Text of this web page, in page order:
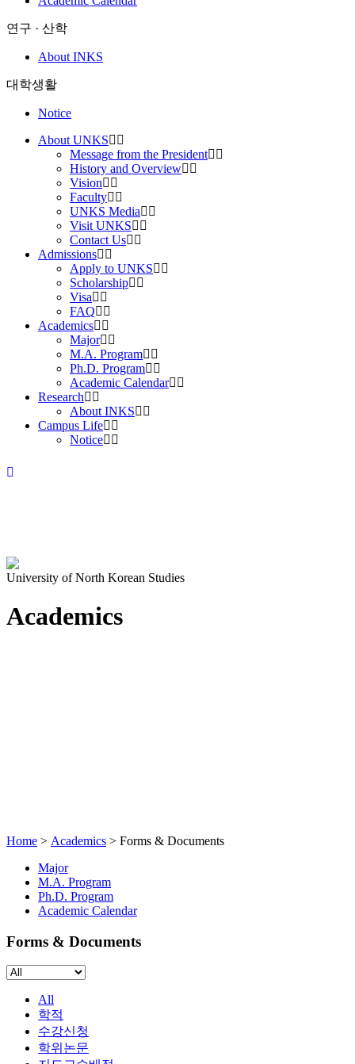
연구 · 산학
About INKS
대학생활
Notice
About UNKS
Message from the President
History and Overview
Vision
Faculty
UNKS Media
Visit UNKS
Contact Us
Admissions
Apply to UNKS
Scholarship
Visa
FAQ
Academics
Major
M.A. Program
Ph.D. Program
Academic Calendar
Research
About INKS
Campus Life
Notice
University of North Korean Studies
Academics
Home > Academics > Forms & Documents
Major
M.A. Program
Ph.D. Program
Academic Calendar
Forms & Documents
All
학적
수강신청
학위논문